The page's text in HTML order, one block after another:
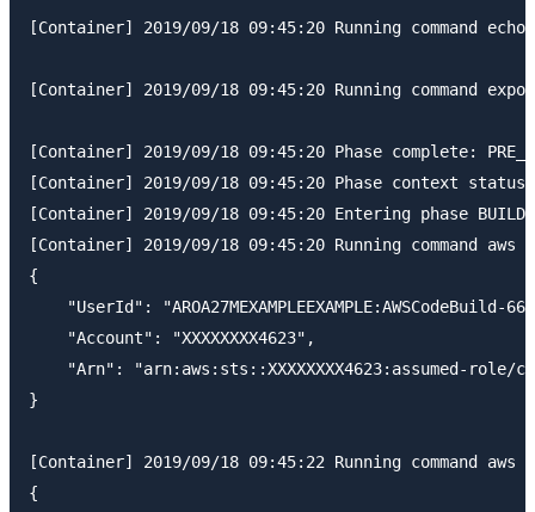
[Container] 2019/09/18 09:45:20 Running command
[Container] 2019/09/18 09:45:20 Running command export
[Container] 2019/09/18 09:45:20 Phase complete:
[Container] 2019/09/18 09:45:20 Phase context status
[Container] 2019/09/18 09:45:20 Entering phase BUILD
[Container] 2019/09/18 09:45:20 Running command
{
"UserId": "AROA27MEXAMPLEEXAMPLE:AWSCodeBuild-
    "Account": "XXXXXXXX4623",
"Arn": "arn:aws:sts::XXXXXXXX4623:assumed-role/
}
[Container] 2019/09/18 09:45:22 Running command
{